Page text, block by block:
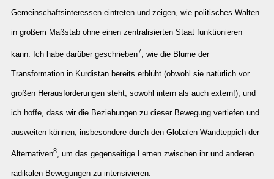
Gemeinschaftsinteressen eintreten und zeigen, wie politisches Walten
in großem Maßstab ohne einen zentralisierten Staat funktionieren
kann. Ich habe darüber geschrieben7 , wie die Blume der
Transformation in Kurdistan bereits erblüht (obwohl sie natürlich vor
großen Herausforderungen steht, sowohl intern als auch extern!), und
ich hoffe, dass wir die Beziehungen zu dieser Bewegung vertiefen und
ausweiten können, insbesondere durch den Globalen Wandteppich der
Alternativen8, um das gegenseitige Lernen zwischen ihr und anderen
radikalen Bewegungen zu intensivieren.